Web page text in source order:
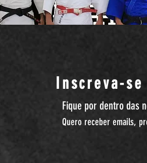
Inscreva-se
Fique por dentro das
Quero receber emails,